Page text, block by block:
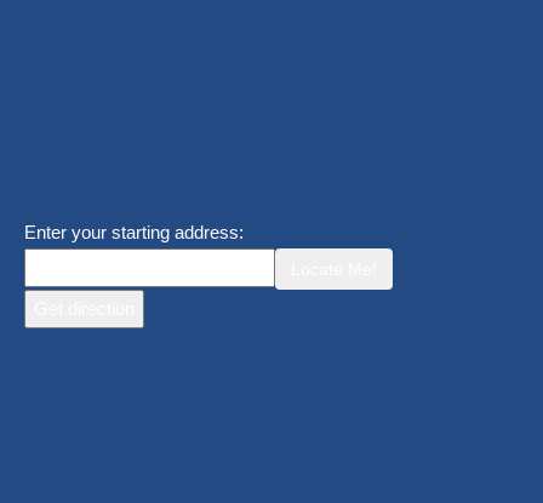
Enter your starting address: